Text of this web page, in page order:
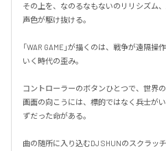
その上を、なのるなもないのリリシズム
声色が駆け抜ける。
「WAR GAME」が描くのは、戦争が遠隔
いく時代の歪み。
コントローラーのボタンひとつで、世界
画面の向こうには、標的ではなく兵士が
ずだった命がある。
曲の随所に入り込むDJ SHUNのスクラッ